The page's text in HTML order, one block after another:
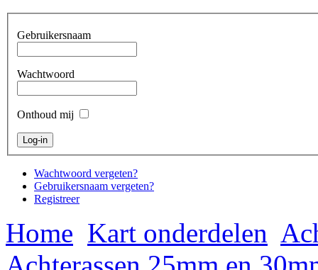
Gebruikersnaam
Wachtwoord
Onthoud mij
Wachtwoord vergeten?
Gebruikersnaam vergeten?
Registreer
Home Kart onderdelen